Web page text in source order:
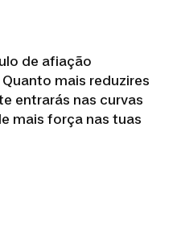
de afiação
mais reduzires
entrarás nas curvas
mais força nas tuas